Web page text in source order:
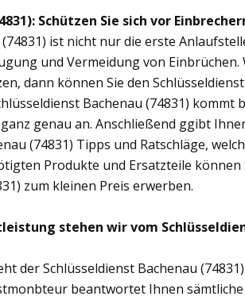
Schützen Sie sich vor
ist nicht nur die erste
und Vermeidung von Einbrüchen.
dann können Sie den
Bachenau (74831)
genau an. Anschließend ggibt
(74831) Tipps und Ratschläge,
Produkte und Ersatzteile
zum kleinen Preis erwerben.
stehen wir vom
der Schlüsseldienst Bachenau
beantwortet Ihnen